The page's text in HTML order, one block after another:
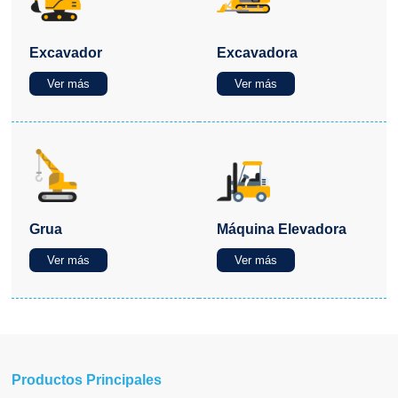
Excavador
Ver más
Excavadora
Ver más
Grua
Ver más
Máquina Elevadora
Ver más
Productos Principales